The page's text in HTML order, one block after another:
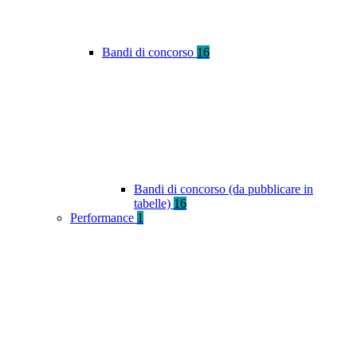
Bandi di concorso 16
Bandi di concorso (da pubblicare in
tabelle) 16
Performance 1